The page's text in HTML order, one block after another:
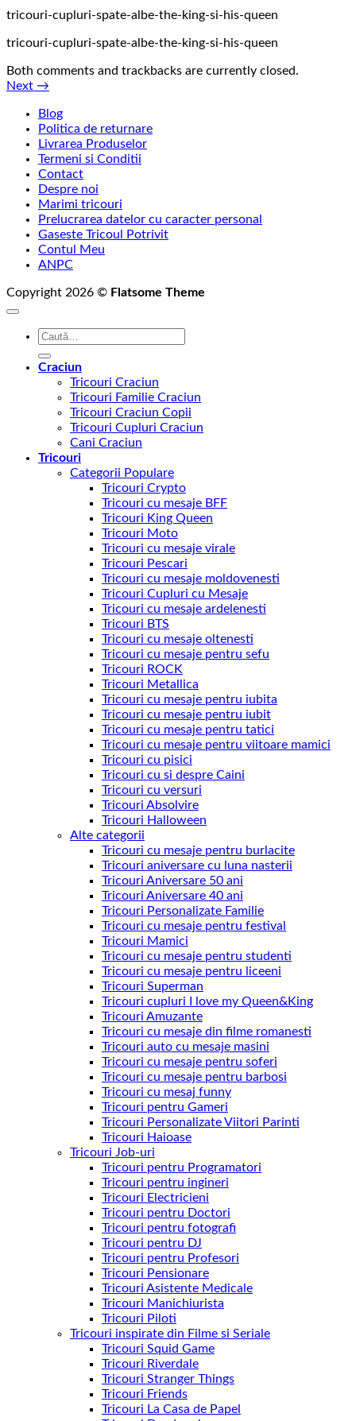
tricouri-cupluri-spate-albe-the-king-si-his-queen
tricouri-cupluri-spate-albe-the-king-si-his-queen
Both comments and trackbacks are currently closed.
Next →
Blog
Politica de returnare
Livrarea Produselor
Termeni si Conditii
Contact
Despre noi
Marimi tricouri
Prelucrarea datelor cu caracter personal
Gaseste Tricoul Potrivit
Contul Meu
ANPC
Copyright 2026 © Flatsome Theme
Caută
Craciun
Tricouri Craciun
Tricouri Familie Craciun
Tricouri Craciun Copii
Tricouri Cupluri Craciun
Cani Craciun
Tricouri
Categorii Populare
Tricouri Crypto
Tricouri cu mesaje BFF
Tricouri King Queen
Tricouri Moto
Tricouri cu mesaje virale
Tricouri Pescari
Tricouri cu mesaje moldovenesti
Tricouri Cupluri cu Mesaje
Tricouri cu mesaje ardelenesti
Tricouri BTS
Tricouri cu mesaje oltenesti
Tricouri cu mesaje pentru sefu
Tricouri ROCK
Tricouri Metallica
Tricouri cu mesaje pentru iubita
Tricouri cu mesaje pentru iubit
Tricouri cu mesaje pentru tatici
Tricouri cu mesaje pentru viitoare mamici
Tricouri cu pisici
Tricouri cu si despre Caini
Tricouri cu versuri
Tricouri Absolvire
Tricouri Halloween
Alte categorii
Tricouri cu mesaje pentru burlacite
Tricouri aniversare cu luna nasterii
Tricouri Aniversare 50 ani
Tricouri Aniversare 40 ani
Tricouri Personalizate Familie
Tricouri cu mesaje pentru festival
Tricouri Mamici
Tricouri cu mesaje pentru studenti
Tricouri cu mesaje pentru liceeni
Tricouri Superman
Tricouri cupluri I love my Queen&King
Tricouri Amuzante
Tricouri cu mesaje din filme romanesti
Tricouri auto cu mesaje masini
Tricouri cu mesaje pentru soferi
Tricouri cu mesaje pentru barbosi
Tricouri cu mesaj funny
Tricouri pentru Gameri
Tricouri Personalizate Viitori Parinti
Tricouri Haioase
Tricouri Job-uri
Tricouri pentru Programatori
Tricouri pentru ingineri
Tricouri Electricieni
Tricouri pentru Doctori
Tricouri pentru fotografi
Tricouri pentru DJ
Tricouri pentru Profesori
Tricouri Pensionare
Tricouri Asistente Medicale
Tricouri Manichiurista
Tricouri Piloti
Tricouri inspirate din Filme si Seriale
Tricouri Squid Game
Tricouri Riverdale
Tricouri Stranger Things
Tricouri Friends
Tricouri La Casa de Papel